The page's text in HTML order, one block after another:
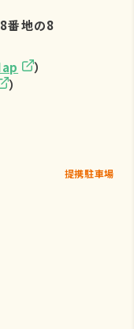
社に提
ご判断に
い場合
きない
くださ
番地の8
）
）
提携駐車場